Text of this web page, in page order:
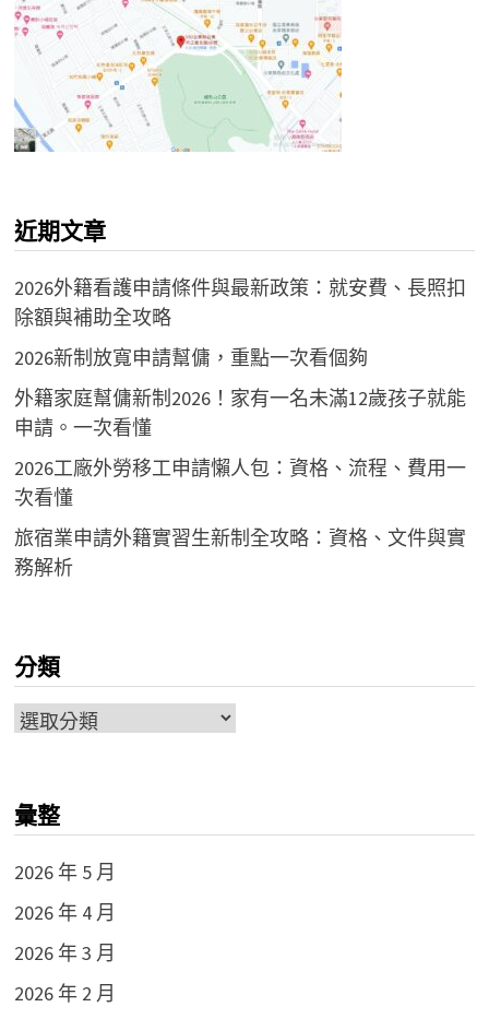
近期文章
2026外籍看護申請條件與最新政策：就安費、長照扣
除額與補助全攻略
2026新制放寬申請幫傭，重點一次看個夠
外籍家庭幫傭新制2026！家有一名未滿12歲孩子就能
申請。一次看懂
2026工廠外勞移工申請懶人包：資格、流程、費用一
次看懂
旅宿業申請外籍實習生新制全攻略：資格、文件與實
務解析
分類
分
彙整
2026 年 5 月
2026 年 4 月
2026 年 3 月
2026 年 2 月